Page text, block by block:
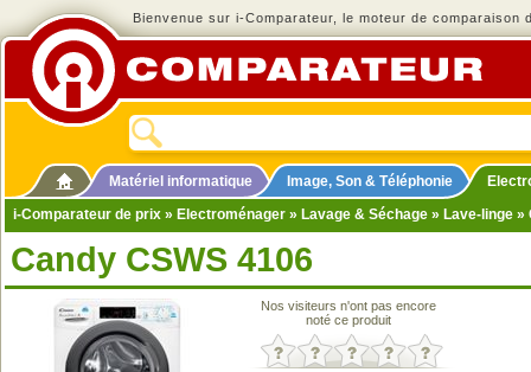
Bienvenue sur i-Comparateur, le moteur de comparaison
Matériel informatique Image, Son & Téléphonie
i-Comparateur de prix » Electroménager » Lavage & Séchage » Lave-linge »
Candy CSWS 4106
Nos visiteurs n'ont pas encore
noté ce produit